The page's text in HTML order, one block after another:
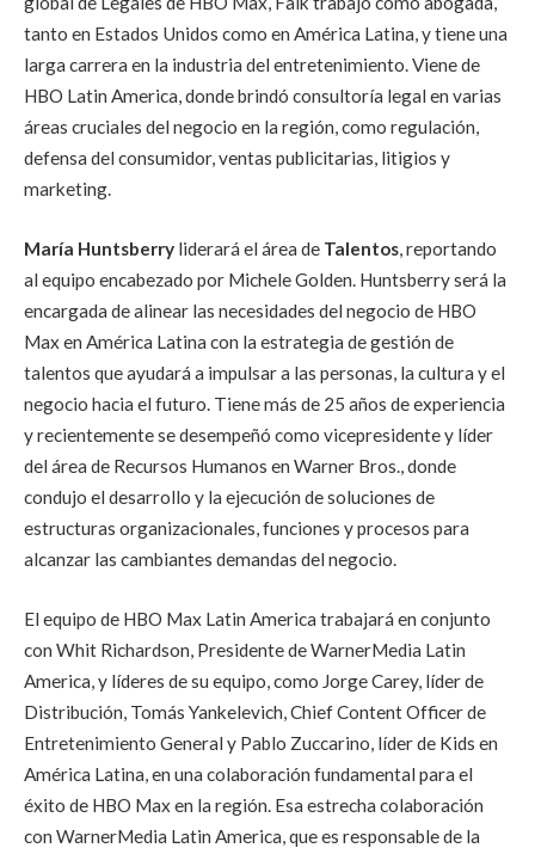
tanto en Estados Unidos como en América Latina, y tiene una
larga carrera en la industria del entretenimiento. Viene de
HBO Latin America, donde brindó consultoría legal en varias
áreas cruciales del negocio en la región, como regulación,
defensa del consumidor, ventas publicitarias, litigios y
marketing.
María Huntsberry liderará el área de Talentos, reportando
al equipo encabezado por Michele Golden. Huntsberry será la
encargada de alinear las necesidades del negocio de HBO
Max en América Latina con la estrategia de gestión de
talentos que ayudará a impulsar a las personas, la cultura y el
negocio hacia el futuro. Tiene más de 25 años de experiencia
y recientemente se desempeñó como vicepresidente y líder
del área de Recursos Humanos en Warner Bros., donde
condujo el desarrollo y la ejecución de soluciones de
estructuras organizacionales, funciones y procesos para
alcanzar las cambiantes demandas del negocio.
El equipo de HBO Max Latin America trabajará en conjunto
con Whit Richardson, Presidente de WarnerMedia Latin
America, y líderes de su equipo, como Jorge Carey, líder de
Distribución, Tomás Yankelevich, Chief Content Officer de
Entretenimiento General y Pablo Zuccarino, líder de Kids en
América Latina, en una colaboración fundamental para el
éxito de HBO Max en la región. Esa estrecha colaboración
con WarnerMedia Latin America, que es responsable de la